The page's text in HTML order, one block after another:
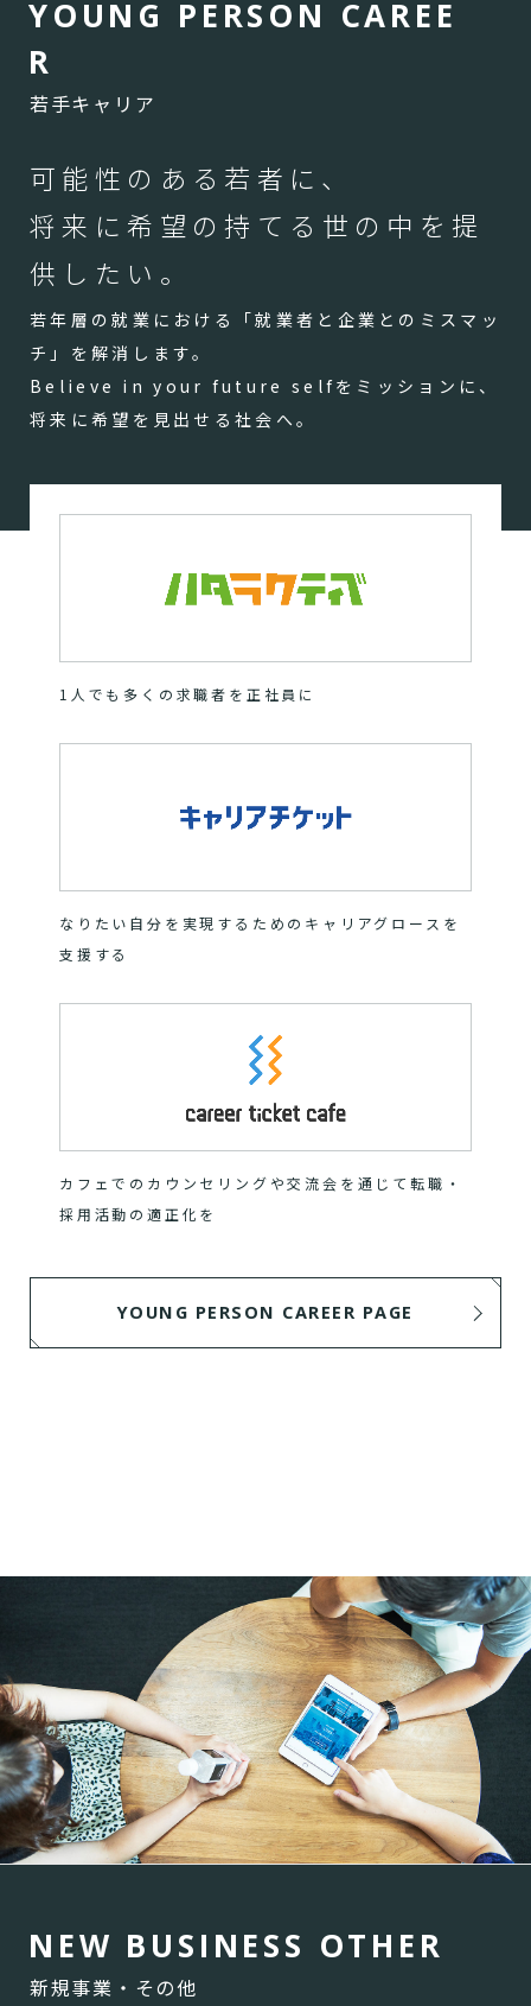
YOUN G PERSON CAREE
R
若手キャリア
可能性のある若者に、
将来に希望の持てる世の中を提
供したい。
若年層の就業における「就業者と企業とのミスマッ
チ」を解消します。
Believe in your future selfをミッションに、
将来に希望を見出せる社会へ。
1人でも多くの求職者を正社員に
なりたい自分を実現するためのキャリアグロースを
支援する
カフェでのカウンセリングや交流会を通じて転職・
採用活動の適正化を
YOUNG PERSON CAREER PAGE
N EW BUSI NESS OTH ER
新規事業・その他